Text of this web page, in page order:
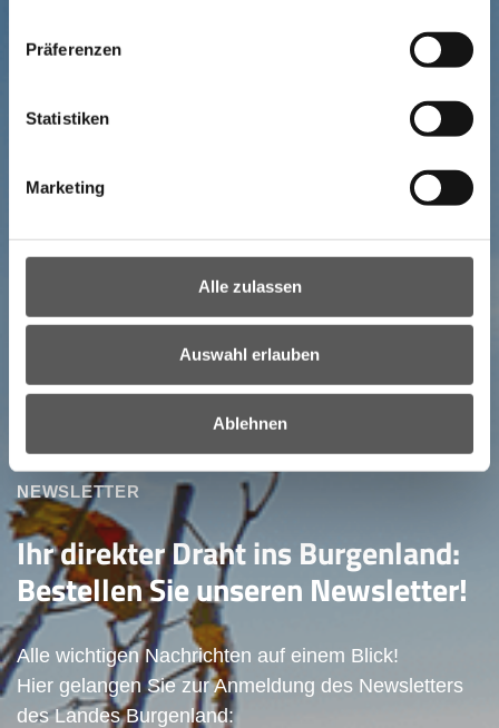
Präferenzen
Statistiken
Marketing
Alle zulassen
Auswahl erlauben
Ablehnen
NEWSLETTER
Ihr direkter Draht ins Burgenland:
Bestellen Sie unseren Newsletter!
Alle wichtigen Nachrichten auf einem Blick!
Hier gelangen Sie zur Anmeldung des Newsletters
des Landes Burgenland: